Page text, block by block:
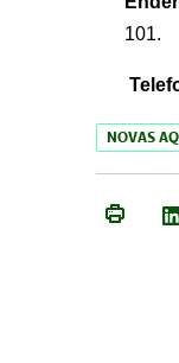
101.
NOVAS